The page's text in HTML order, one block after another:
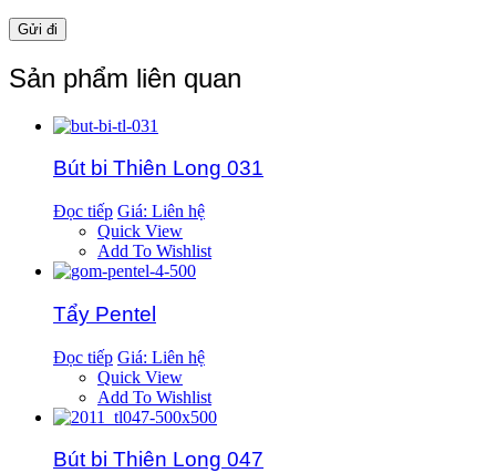
Sản phẩm liên quan
Bút bi Thiên Long 031
Đọc tiếp Giá: Liên hệ
Quick View
Add To Wishlist
Tẩy Pentel
Đọc tiếp Giá: Liên hệ
Quick View
Add To Wishlist
Bút bi Thiên Long 047